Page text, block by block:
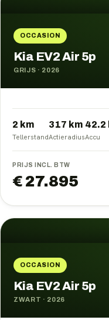
OCCASION
Kia EV2 Air 5p
GRIJS · 2026
2 km
Tellerstand
317 km
Actieradius
42.2
Accu
PRIJS INCL. BTW
€ 27.895
OCCASION
Kia EV2 Air 5p
ZWART · 2026